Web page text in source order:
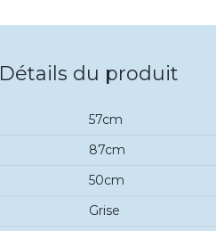
Détails du produit
57cm
87cm
50cm
Grise